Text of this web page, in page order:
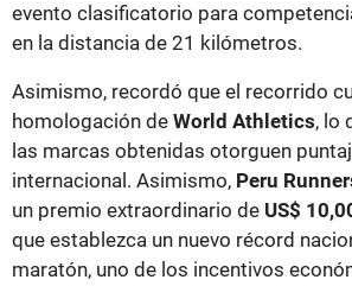
evento clasificatorio para
en la distancia de 21 kilómetros.
Asimismo, recordó que el recorrido
homologación de World Athletics, lo
las marcas obtenidas otorguen
internacional. Asimismo, Peru
un premio extraordinario de US$
que establezca un nuevo récord
maratón, uno de los incentivos